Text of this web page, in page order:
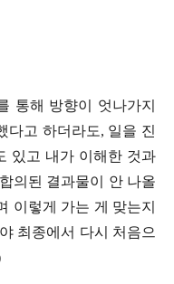
통해 방향이 엇나가지
다고 하더라도, 일을 진
있고 내가 이해한 것과
의된 결과물이 안 나올
이렇게 가는 게 맞는지
최종에서 다시 처음으